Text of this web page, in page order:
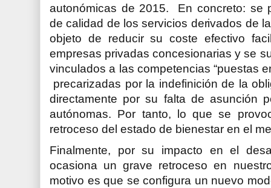
autonómicas de 2015. En concreto: se
de calidad de los servicios derivados de
objeto de reducir su coste efectivo
empresas privadas concesionarias y se
vinculados a las competencias “puestas
precarizadas por la indefinición de la
directamente por su falta de asunción
autónomas. Por tanto, lo que se
retroceso del estado de bienestar en el
Finalmente, por su impacto en el
ocasiona un grave retroceso en
motivo es que se configura un nuevo